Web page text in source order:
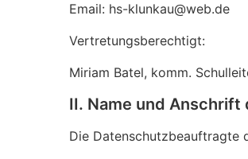
Email: hs-klunkau@web.de
Vertretungsberechtigt:
Miriam Batel, komm.
II. Name und
Die Datenschutzbeauftragte